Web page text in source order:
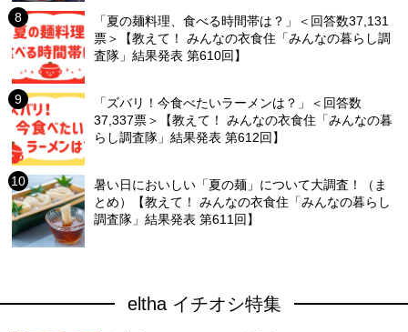
「夏の麺料理、食べる時間帯は？」＜回答数37,131
票＞【教えて！ みんなの衣食住「みんなの暮らし調
査隊」結果発表 第610回】
「ズバリ！今食べたいラーメンは？」＜回答数
37,337票＞【教えて！ みんなの衣食住「みんなの暮
らし調査隊」結果発表 第612回】
暑い日においしい「夏の麺」について大調査！（ま
とめ）【教えて！ みんなの衣食住「みんなの暮らし
調査隊」結果発表 第611回】
eltha イチオシ特集